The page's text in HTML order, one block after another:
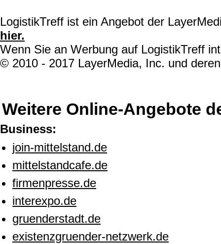
LogistikTreff ist ein Angebot der
hier.
Wenn Sie an Werbung auf LogistikTreff
© 2010 - 2017 LayerMedia, Inc. und
Weitere Online-Angebote
Business:
join-mittelstand.de
mittelstandcafe.de
firmenpresse.de
interexpo.de
gruenderstadt.de
existenzgruender-netzwerk.de